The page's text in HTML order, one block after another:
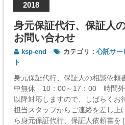
2018
身元保証代行、保証人
お問い合わせ
ksp-end カテゴリ：心託サー
ト
身元保証代行、保証人の相談依頼
中無休 10：00～17：00 時間外
以降対応しますので、しばらくお
担当スタッフからご連絡を差し上
ら身元保証代行、保証人依頼書を